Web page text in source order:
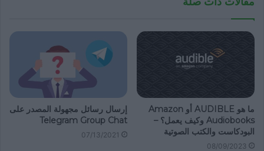
ما هو AUDIBLE أو Amazon
Audiobooks وكيف يعمل؟ –
البودكاست والكتب الصوتية
08/09/2023
إرسال رسائل مجهولة المصدر على
Telegram Group Chat
07/13/2021